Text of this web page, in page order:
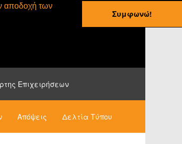
αποδοχή των
Συμφωνώ!
Επιχειρήσεων
Απόψεις Δελτία Τύπου